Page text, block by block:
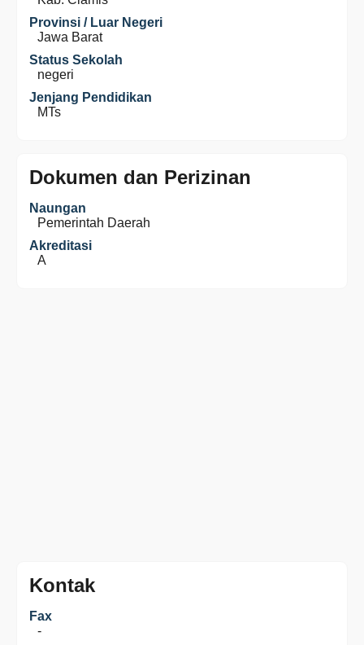
Provinsi / Luar Negeri
Jawa Barat
Status Sekolah
negeri
Jenjang Pendidikan
MTs
Dokumen dan Perizinan
Naungan
Pemerintah Daerah
Akreditasi
A
Kontak
Fax
-